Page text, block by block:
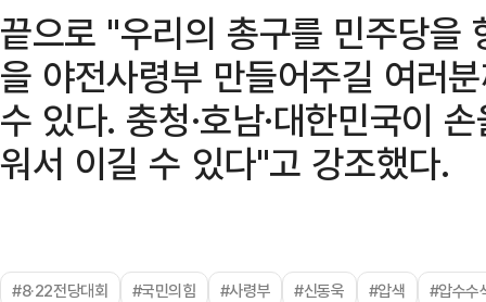
끝으로 "우리의 총구를 민주당을
을 야전사령부 만들어주길 여러
수 있다. 충청·호남·대한민국이
워서 이길 수 있다"고 강조했다.
#8·22전당대회 #국민의힘 #사령부 #신동욱 #압색
#압수수